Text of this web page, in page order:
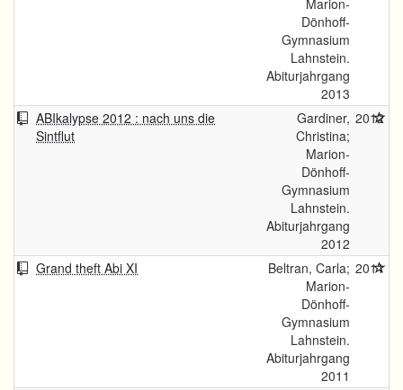
Marion-
Dönhoff-
Gymnasium
Lahnstein.
Abiturjahrgang
2013
ABIkalypse 2012 : nach uns die
Sintflut
Gardiner,
Christina;
Marion-
Dönhoff-
Gymnasium
Lahnstein.
Abiturjahrgang
2012
2012
Grand theft Abi XI
Beltran, Carla;
Marion-
Dönhoff-
Gymnasium
Lahnstein.
Abiturjahrgang
2011
2011